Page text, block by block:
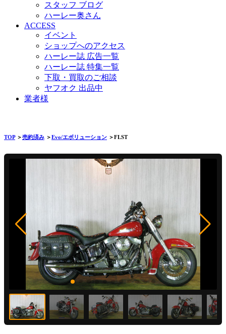
スタッフ ブログ
ハーレー奥さん
ACCESS
イベント
ショップへのアクセス
ハーレー誌 広告一覧
ハーレー誌 特集一覧
下取・買取のご相談
ヤフオク 出品中
業者様
TOP＞売約済み ＞Evo/エボリューション ＞FLST